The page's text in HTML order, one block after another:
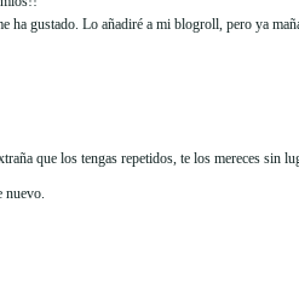
ha gustado. Lo añadiré a mi blogroll, pero ya
que los tengas repetidos, te los mereces sin
nuevo.